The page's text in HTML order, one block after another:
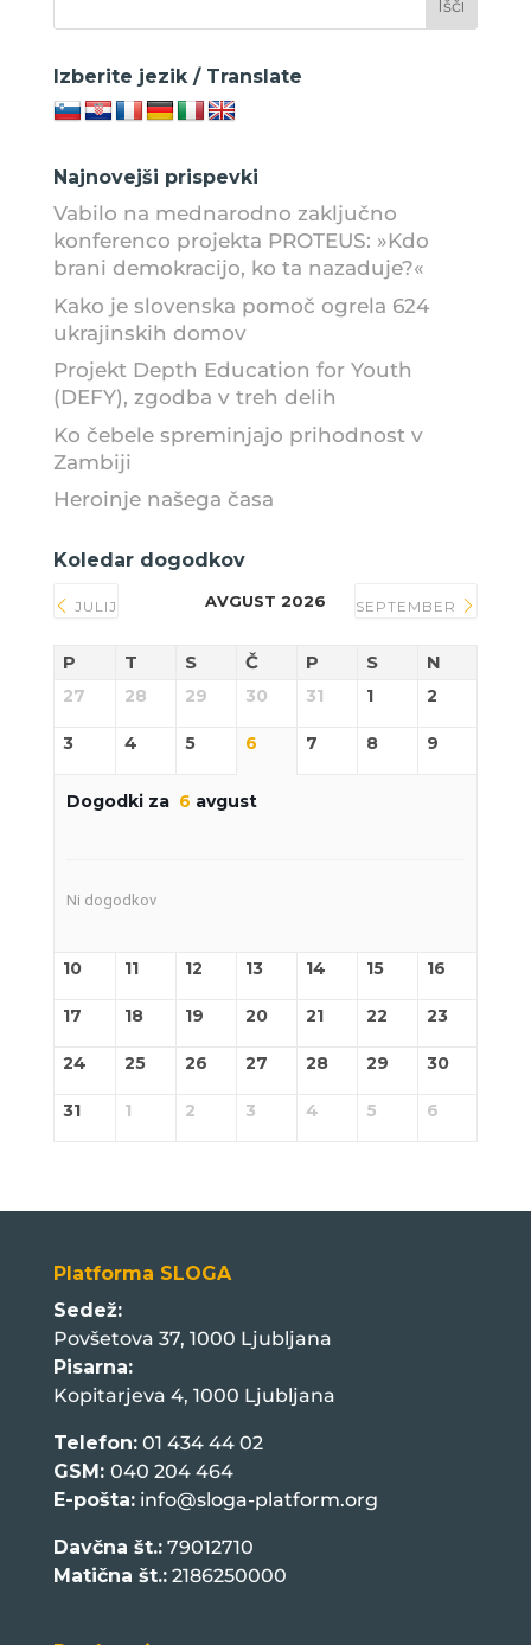
Izberite jezik / Translate
Najnovejši prispevki
Vabilo na mednarodno zaključno
konferenco projekta PROTEUS: »Kdo
brani demokracijo, ko ta nazaduje?«
Kako je slovenska pomoč ogrela 624
ukrajinskih domov
Projekt Depth Education for Youth
(DEFY), zgodba v treh delih
Ko čebele spreminjajo prihodnost v
Zambiji
Heroinje našega časa
Koledar dogodkov
JULIJ AVGUST 2026 SEPTEMBER
P T S Č P S N
27 28 29 30 31 1 2
3 4 5 6 7 8 9
Dogodki za 6 avgust
Ni dogodkov
10 11 12 13 14 15 16
17 18 19 20 21 22 23
24 25 26 27 28 29 30
31 1 2 3 4 5 6
Platforma SLOGA
Sedež:
Povšetova 37, 1000 Ljubljana
Pisarna:
Kopitarjeva 4, 1000 Ljubljana
Telefon:01 434 44 02
GSM: 040 204 464
E-pošta: info@sloga-platform.org
Davčna št.:79012710
Matična št.:2186250000